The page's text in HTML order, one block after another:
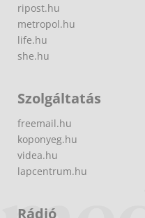
ripost.hu
metropol.hu
life.hu
she.hu
Szolgáltatás
freemail.hu
koponyeg.hu
videa.hu
lapcentrum.hu
Rádió